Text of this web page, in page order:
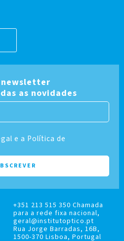
newsletter
as novidades
e a Política de
+351 213 515 350 Chamada
para a rede fixa nacional,
geral@institutoptico.pt
Rua Jorge Barradas, 16B,
1500-370 Lisboa, Portugal